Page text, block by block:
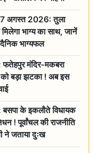
अगस्त 2026: तुला
भाग्य का साथ, जानें
दैनिक भाग्यफल
मंदिर-मकबरा
को बड़ा झटका ! अब इस
के इकलौते विधायक
! पूर्वांचल की राजनीति
ने जताया दुःख